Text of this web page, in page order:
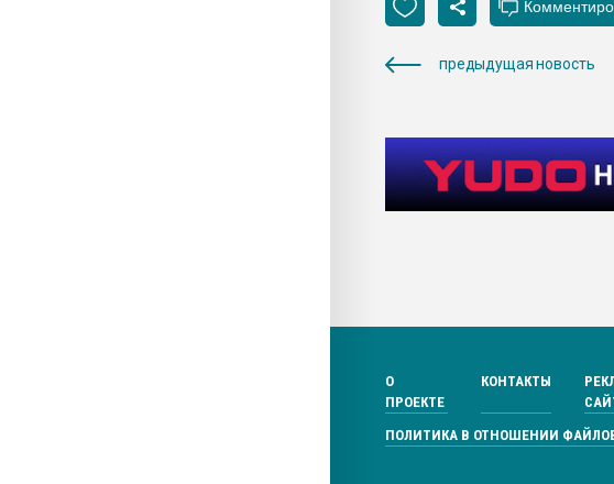
предыдущая новость
О
ПРОЕКТЕ
КОНТАКТЫ
ПОЛИТИКА В ОТНОШЕНИИ ФАЙЛОВ